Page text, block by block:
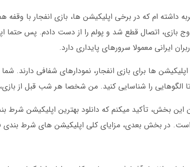
داشته ام که در برخی اپلیکیشن ها، بازی انفجار با
بازی، اتصال قطع شد و پولم را از دست دادم. پس حتما
ایرانی معمولا سرورهای پایداری دارد.
اپلیکیشن ها برای بازی انفجار، نمودارهای شفافی دارند.
الگوهایی را شناسایی کنید. من شخصا هر شب قبل از بازی،
این بخش، تأکید میکنم که دانلود بهترین اپلیکیشن شرط
در بخش بعدی، مزایای کلی اپلیکیشن های شرط بندی